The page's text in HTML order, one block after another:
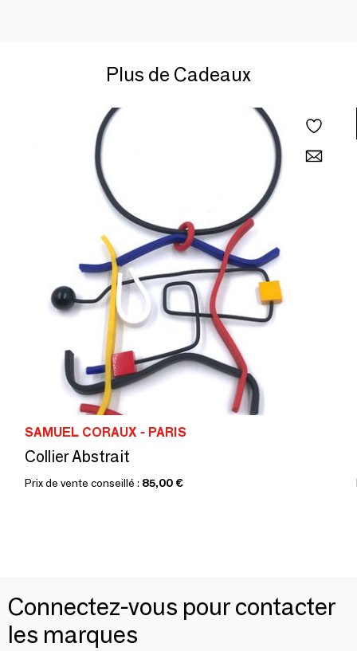
Plus de Cadeaux
SAMUEL CORAUX - PARIS
Collier Abstrait
Prix de vente conseillé : 85,00 €
Connectez-vous pour contacter
les marques